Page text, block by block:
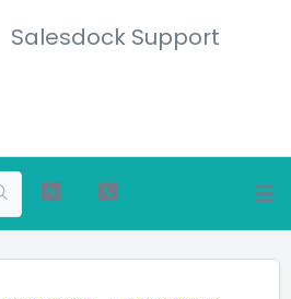
Salesdock Support